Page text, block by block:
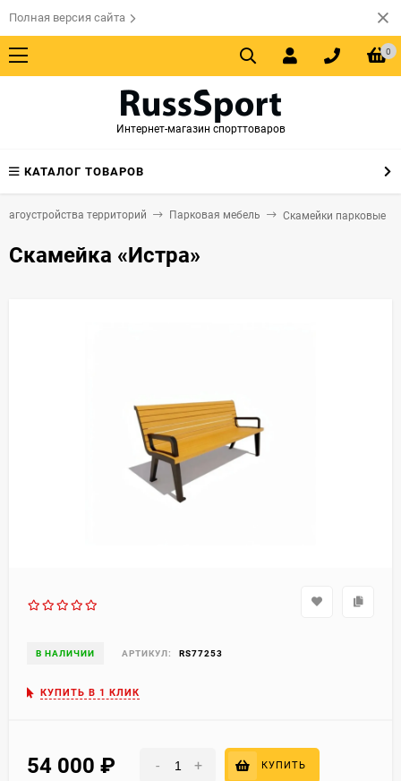
Полная версия сайта
0
Интернет-магазин спорттоваров
КАТАЛОГ ТОВАРОВ
территорий Парковая мебель Скамейки парковые
Скамейка «Истра»
В НАЛИЧИИ АРТИКУЛ: RS77253
КУПИТЬ В 1 КЛИК
54 000 - + КУПИТЬ